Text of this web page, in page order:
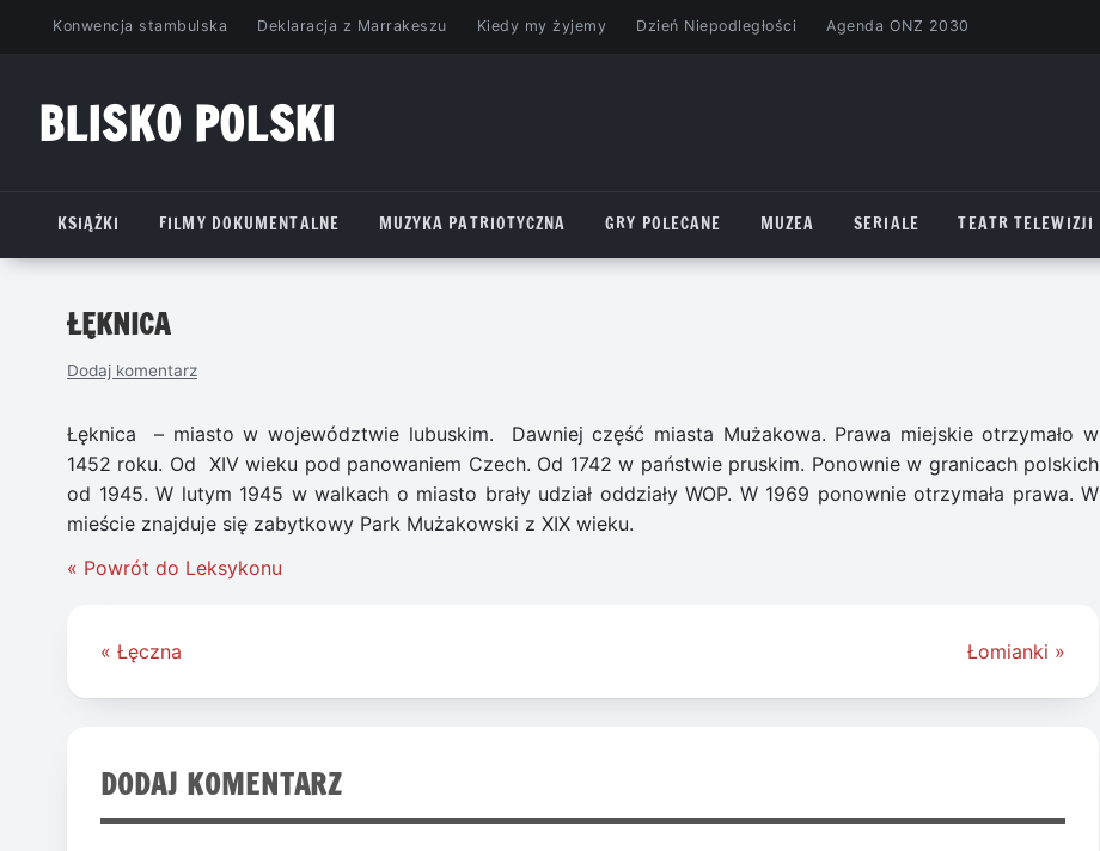
PrzejdźKonwencja stambulska Deklaracja z Marrakeszu Kiedy my żyjemy Dzień Niepodległości Agenda ONZ 2030
BLISKO POLSKI
KSIĄŻKI
FILMY DOKUMENTALNE MUZYKA PATRIOTYCZNA GRY POLECANE MUZEA SERIALE TEATR TELEWIZJI
ŁĘKNICA
Dodaj komentarz
Łęknica – miasto w województwie lubuskim. Dawniej część miasta Mużakowa. Prawa miejskie otrzymało w
1452 roku. Od XIV wieku pod panowaniem Czech. Od 1742 w państwie pruskim. Ponownie w granicach polskich
od 1945. W lutym 1945 w walkach o miasto brały udział oddziały WOP. W 1969 ponownie otrzymała prawa. W
mieście znajduje się zabytkowy Park Mużakowski z XIX wieku.
« Powrót do Leksykonu
Nawigacja
« Łęczna Łomianki »
DODAJ KOMENTARZ